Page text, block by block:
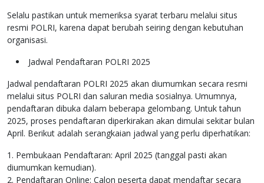
Selalu pastikan untuk memeriksa syarat terbaru melalui situs
resmi POLRI, karena dapat berubah seiring dengan kebutuhan
organisasi.
Jadwal Pendaftaran POLRI 2025
Jadwal pendaftaran POLRI 2025 akan diumumkan secara resmi
melalui situs POLRI dan saluran media sosialnya. Umumnya,
pendaftaran dibuka dalam beberapa gelombang. Untuk tahun
2025, proses pendaftaran diperkirakan akan dimulai sekitar bulan
April. Berikut adalah serangkaian jadwal yang perlu diperhatikan:
1. Pembukaan Pendaftaran: April 2025 (tanggal pasti akan
diumumkan kemudian).
2. Pendaftaran Online: Calon peserta dapat mendaftar secara